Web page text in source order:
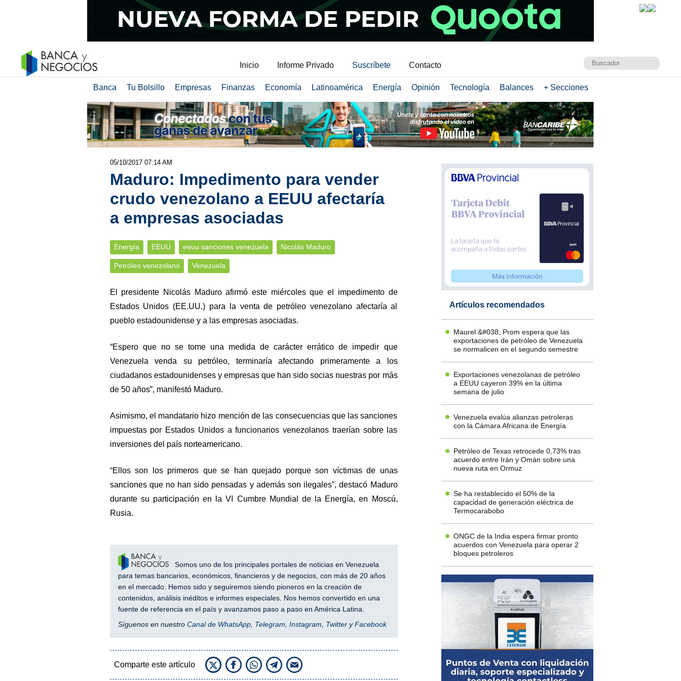
Inicio Informe Privado Suscríbete Contacto
Banca Tu Bolsillo Empresas Finanzas Economía Latinoamérica Energía Opinión Tecnología Balances + Secciones
05/10/2017 07:14 AM
Maduro: Impedimento para vender
crudo venezolano a EEUU afectaría
a empresas asociadas
Energía EEUU eeuu sanciones venezuela Nicolás Maduro
Petróleo venezolano Venezuela
El presidente Nicolás Maduro afirmó este miércoles que el impedimento de
Estados Unidos (EE.UU.) para la venta de petróleo venezolano afectaría al
pueblo estadounidense y a las empresas asociadas.
“Espero que no se tome una medida de carácter errático de impedir que
Venezuela venda su petróleo, terminaría afectando primeramente a los
ciudadanos estadounidenses y empresas que han sido socias nuestras por más
de 50 años”, manifestó Maduro.
Asimismo, el mandatario hizo mención de las consecuencias que las sanciones
impuestas por Estados Unidos a funcionarios venezolanos traerían sobre las
inversiones del país norteamericano.
“Ellos son los primeros que se han quejado porque son víctimas de unas
sanciones que no han sido pensadas y además son ilegales”, destacó Maduro
durante su participación en la VI Cumbre Mundial de la Energía, en Moscú,
Rusia.
Somos uno de los principales portales de noticias en Venezuela
para temas bancarios, económicos, financieros y de negocios, con más de 20 años
en el mercado. Hemos sido y seguiremos siendo pioneros en la creación de
contenidos, análisis inéditos e informes especiales. Nos hemos convertido en una
fuente de referencia en el país y avanzamos paso a paso en América Latina.
Síguenos en nuestro Canal de WhatsApp, Telegram, Instagram, TwitteryFacebook
Comparte este artículo
Artículos recomendados
Maurel &#038; Prom espera que las
exportaciones de petróleo de Venezuela
se normalicen en el segundo semestre
Exportaciones venezolanas de petróleo
a EEUU cayeron 39% en la última
semana de julio
Venezuela evalúa alianzas petroleras
con la Cámara Africana de Energía
Petróleo de Texas retrocede 0,73% tras
acuerdo entre Irán y Omán sobre una
nueva ruta en Ormuz
Se ha restablecido el 50% de la
capacidad de generación eléctrica de
Termocarabobo
ONGC de la India espera firmar pronto
acuerdos con Venezuela para operar 2
bloques petroleros